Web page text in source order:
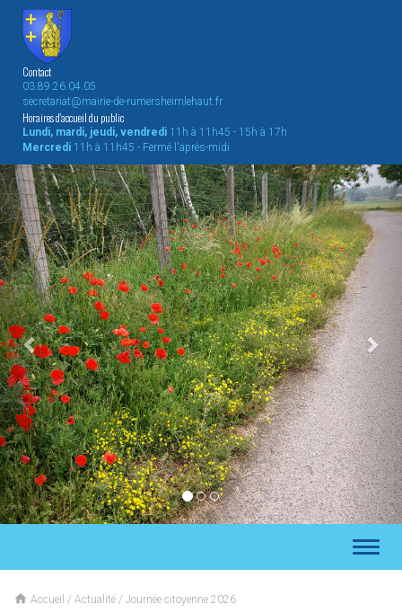
Contact
03.89.26.04.05
secretariat@mairie-de-rumersheimlehaut.fr
Horaires d'accueil du public
Lundi, mardi, jeudi, vendredi 11h à 11h45 - 15h à 17h
Mercredi 11h à 11h45 - Fermé l'après-midi
Previous
 Accueil / Actualité / Journée citoyenne 2026